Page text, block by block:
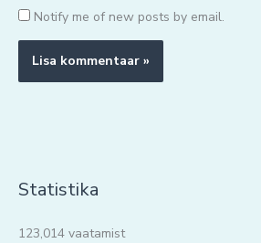
Notify me of new posts by email.
Statistika
123,014 vaatamist